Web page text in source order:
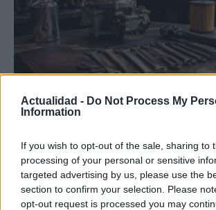
Actualidad - Do Not Process My
Information
If you wish to opt-out of the sale, sharing to
processing of your personal or sensitive
targeted advertising by us, please use the
section to confirm your selection. Please
opt-out request is processed you may
Guía completa para la
Conoce todo lo necesario sobre la ITV en…